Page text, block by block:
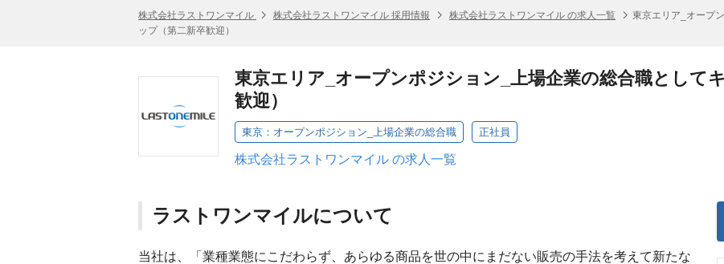
株式会社ラストワンマイル 株式会社ラストワンマイル 採用情報 株式会社ラストワンマイル の求人一覧
東京エリア_オープ
ップ（第二新卒歓迎）
東京エリア_オープンポジション_上場企業の総合職として
歓迎）
東京：オープンポジション_上場企業の総合職 正社員
株式会社ラストワンマイル の求人一覧
ラストワンマイルについて
当社は、「業種業態にこだわらず、あらゆる商品を世の中にまだない販売の手法を考えて新たな